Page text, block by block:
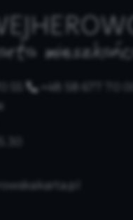
55
+48 58 677 70 00